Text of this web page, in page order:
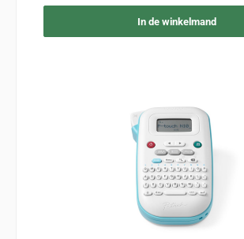
In de winkelmand